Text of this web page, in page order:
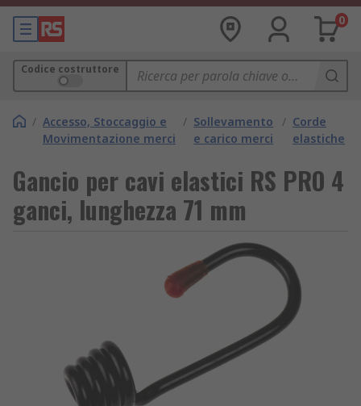
0
Codice costruttore
/ Accesso, Stoccaggio e
Movimentazione merci
/ Sollevamento
e carico merci
/ Corde
elastiche
Gancio per cavi elastici RS PRO 4
ganci, lunghezza 71 mm